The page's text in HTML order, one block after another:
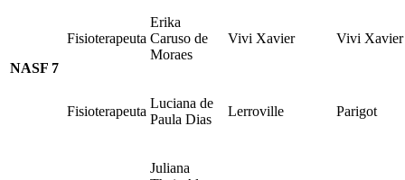
NASF 7
Fisioterapeuta
Erika
Caruso de
Moraes
Vivi Xavier Vivi Xavier
Fisioterapeuta
Luciana de
Paula Dias
Lerroville Parigot
Juliana